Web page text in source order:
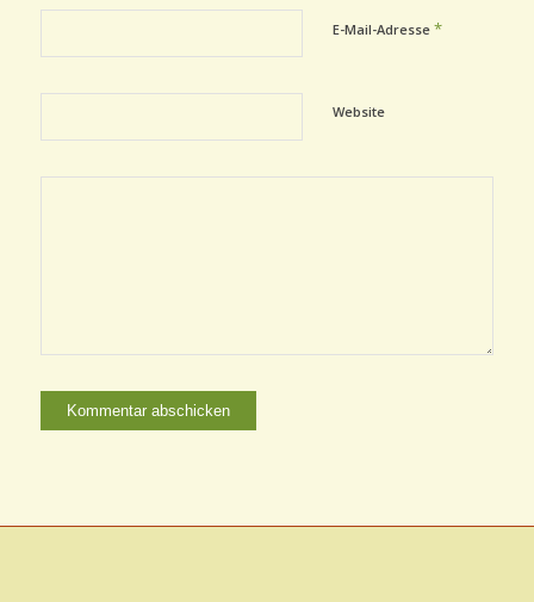
E-Mail-Adresse *
Website